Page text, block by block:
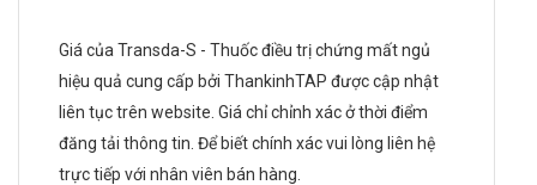
Liều dùng của Transda-S:
Để an thần gây ngủ: Liều trung bình cho người lớn: ngày 2 – 3
lần, mỗi lần 1 viên.
Để giảm đau: Liều dùng gấp đôi so với liều an thần gây.
Giá của Transda-S - Thuốc điều trị chứng mất ngủ
hiệu quả cung cấp bởi ThankinhTAP được cập nhật
liên tục trên website. Giá chỉ chỉnh xác ở thời điểm
đăng tải thông tin. Để biết chính xác vui lòng liên hệ
trực tiếp với nhân viên bán hàng.